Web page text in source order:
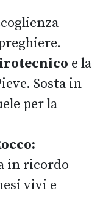
e la
Sosta in
per la
in ricordo
vivi e